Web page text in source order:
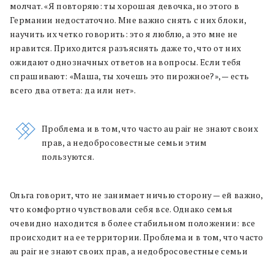
молчат. «Я повторяю: ты хорошая девочка, но этого в
Германии недостаточно. Мне важно снять с них блоки,
научить их четко говорить: это я люблю, а это мне не
нравится. Приходится разъяснять даже то, что от них
ожидают однозначных ответов на вопросы. Если тебя
спрашивают: «Маша, ты хочешь это пирожное?», — есть
всего два ответа: да или нет».
Проблема и в том, что часто au pair не знают своих
прав, а недобросовестные семьи этим
пользуются.
Ольга говорит, что не занимает ничью сторону — ей важно,
что комфортно чувствовали себя все. Однако семья
очевидно находится в более стабильном положении: все
происходит на ее территории. Проблема и в том, что часто
au pair не знают своих прав, а недобросовестные семьи